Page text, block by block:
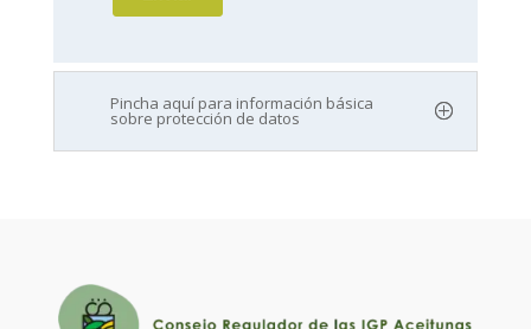
Pincha aquí para información básica
sobre protección de datos